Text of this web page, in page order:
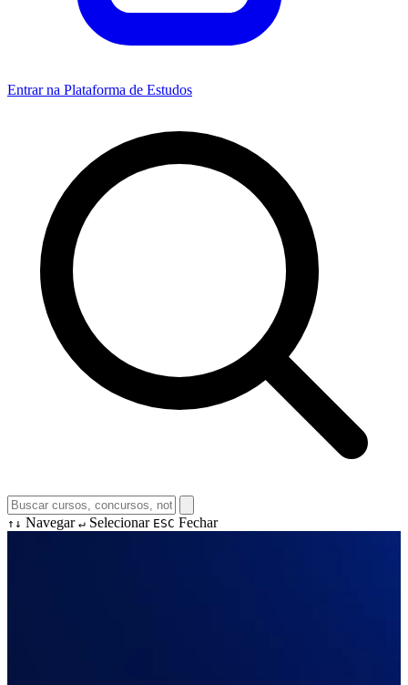
Entrar na Plataforma de Estudos
↑↓ Navegar ↵ Selecionar ESC Fechar